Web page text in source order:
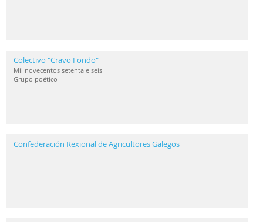
Colectivo "Cravo Fondo"
Mil novecentos setenta e seis
Grupo poético
Confederación Rexional de Agricultores Galegos